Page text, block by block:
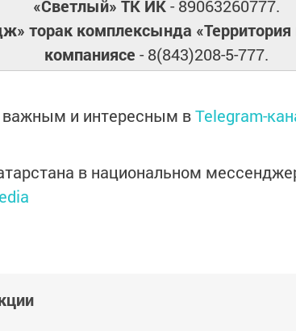
«Светлый» ТК ИК- 89063260777.
торак комплексында
компаниясе - 8(843)208-5-777.
и интересным вTelegram-
в национальном